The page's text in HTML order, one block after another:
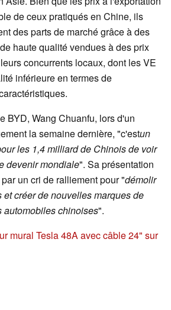
de ceux pratiqués en Chine, ils
des parts de marché grâce à des
haute qualité vendues à des prix
concurrents locaux, dont les VE
inférieure en termes de
BYD, Wang Chuanfu, lors d'un
la semaine dernière, "c'estun
les 1,4 milliard de Chinois de voir
devenir mondiale". Sa présentation
un cri de ralliement pour "démolir
créer de nouvelles marques de
automobiles chinoises".
mural Tesla 48A avec câble 24" sur